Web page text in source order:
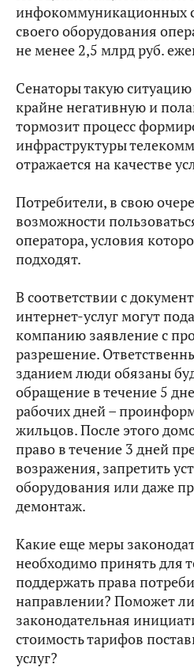
инфокоммуникационных
своего оборудования
не менее 2,5 млрд руб.
Сенаторы такую
крайне негативную и
тормозит процесс
инфраструктуры
отражается на качестве
Потребители, в свою
возможности
оператора, условия
подходят.
В соответствии с
интернет-услуг могут
компанию заявление с
разрешение.
зданием люди обязаны
обращение в течение 5
рабочих дней –
жильцов. После этого
право в течение 3 дней
возражения, запретить
оборудования или даже
демонтаж.
Какие еще меры
необходимо принять для
поддержать права
направлении? Поможет
законодательная
стоимость тарифов
услуг?